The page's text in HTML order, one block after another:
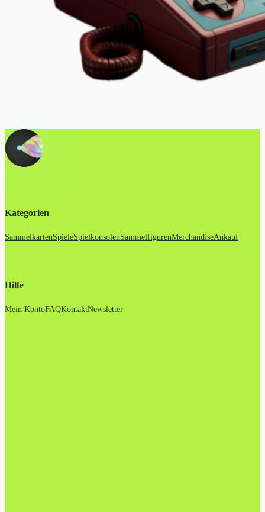
Kategorien
SammelkartenSpieleSpielkonsolenSammelfigurenMerchandiseAnkauf
Hilfe
Mein KontoFAQKontaktNewsletter